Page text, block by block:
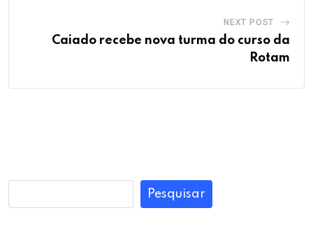
NEXT POST
Caiado recebe nova turma do curso da
Rotam
Pesquisar